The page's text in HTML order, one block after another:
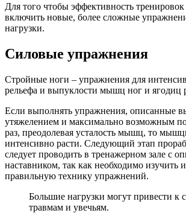
Для того чтобы эффективность
включить новые, более сложные
нагрузки.
Силовые упражнения
Стройные ноги – упражнения для
рельефа и выпуклости мышц ног и ягодиц
Если выполнять упражнения, описанные
утяжелением и максимально возможным
раз, преодолевая усталость мышц, то
интенсивно расти. Следующий этап
следует проводить в тренажерном зале с
наставником, так как необходимо изучить
правильную технику упражнений.
Большие нагрузки могут привести к
травмам и увечьям.